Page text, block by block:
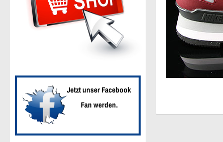
Jetzt unser Facebook
Fan werden.